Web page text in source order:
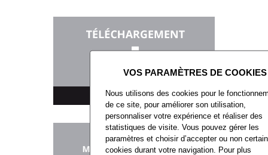
TÉLÉCHARGEMENT
Nous utilisons des cookies pour le
de ce site, pour améliorer son utilisation,
personnaliser votre expérience et réaliser des
statistiques de visite. Vous pouvez gérer les
paramètres et choisir d’accepter ou non
cookies durant votre navigation. Pour plus